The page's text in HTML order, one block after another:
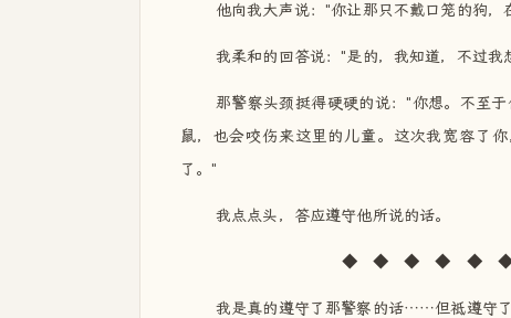
他向我大声说："你让那只不戴口笼的狗
我柔和的回答说："是的，我知道，不过我
那警察头颈挺得硬硬的说："你想。不至
鼠，也会咬伤来这里的儿童。这次我宽容了
了。"
我点点头，答应遵守他所说的话。
◆ ◆ ◆ ◆ ◆ ◆
我是真的遵守了那警察的话……但祗遵守